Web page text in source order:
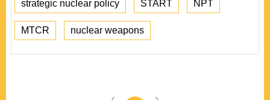
strategic nuclear policy START NPT
MTCR nuclear weapons